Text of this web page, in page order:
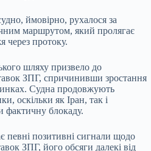
ймовірно, рухалося за
маршрутом, який пролягає
через протоку.
шляху призвело до
ЗПГ, спричинивши зростання
Судна продовжують
оскільки як Іран, так і
фактичну блокаду.
певні позитивні сигнали щодо
ЗПГ, його обсяги далекі від